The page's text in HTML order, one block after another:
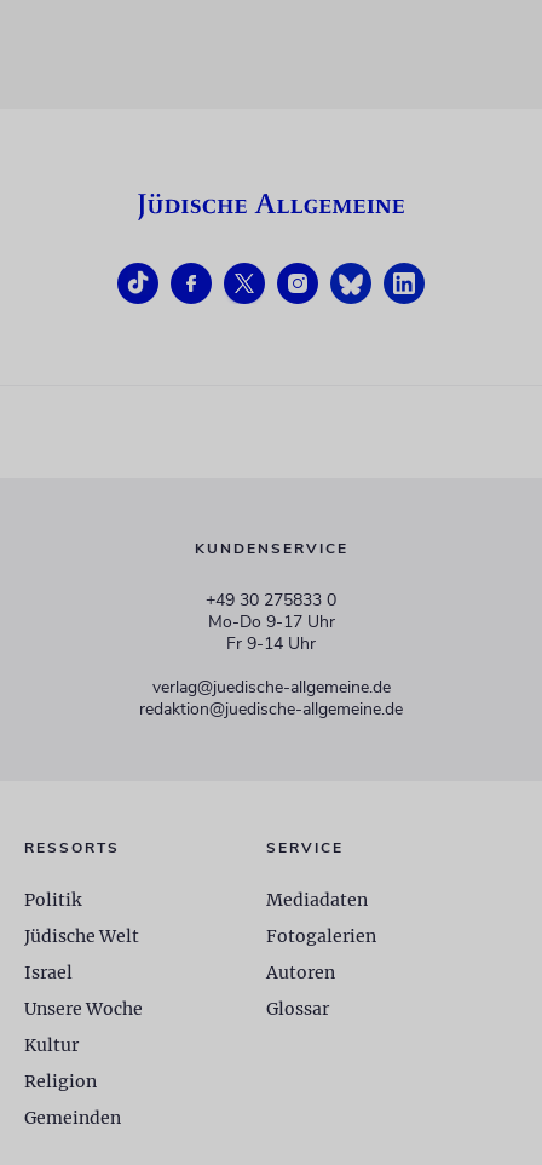
KUNDENSERVICE
+49 30 275833 0
Mo-Do 9-17 Uhr
Fr 9-14 Uhr
verlag@juedische-allgemeine.de
redaktion@juedische-allgemeine.de
RESSORTS
Politik
Jüdische Welt
Israel
Unsere Woche
Kultur
Religion
Gemeinden
SERVICE
Mediadaten
Fotogalerien
Autoren
Glossar